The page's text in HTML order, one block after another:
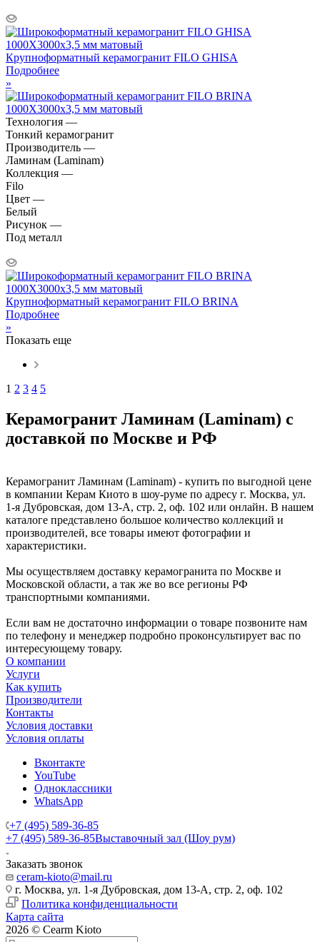
Крупноформатный керамогранит FILO GHISA
Подробнее
»
Технология —
Тонкий керамогранит
Производитель —
Ламинам (Laminam)
Коллекция —
Filo
Цвет —
Белый
Рисунок —
Под металл
Крупноформатный керамогранит FILO BRINA
Подробнее
»
Показать еще
1 2 3 4 5
Керамогранит Ламинам (Laminam) с
доставкой по Москве и РФ
Керамогранит Ламинам (Laminam) - купить по выгодной цене
в компании Керам Киото в шоу-руме по адресу г. Москва, ул.
1-я Дубровская, дом 13-А, стр. 2, оф. 102 или онлайн. В нашем
каталоге представлено большое количество коллекций и
производителей, все товары имеют фотографии и
характеристики.
Мы осуществляем доставку керамогранита по Москве и
Московской области, а так же во все регионы РФ
транспортными компаниями.
Если вам не достаточно информации о товаре позвоните нам
по телефону и менеджер подробно проконсультирует вас по
интересующему товару.
О компании
Услуги
Как купить
Производители
Контакты
Условия доставки
Условия оплаты
Вконтакте
YouTube
Одноклассники
WhatsApp
+7 (495) 589-36-85
+7 (495) 589-36-85Выставочный зал (Шоу рум)
Заказать звонок
ceram-kioto@mail.ru
г. Москва, ул. 1-я Дубровская, дом 13-А, стр. 2, оф. 102
Политика конфиденциальности
Карта сайта
2026 © Cearm Kioto